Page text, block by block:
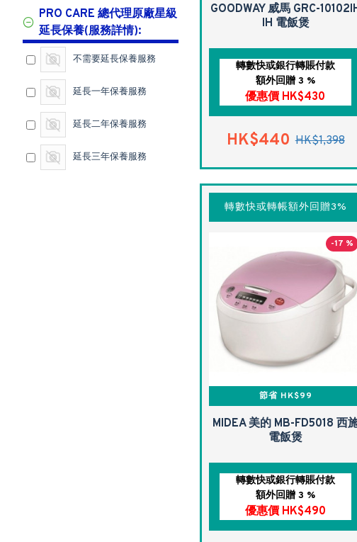
Toshiba 東芝 16
PRO CARE 總代理原廠星級
延長保養(服務詳情):
不需要延長保養服務
延長一年保養服務
延長二年保養服務
延長三年保養服務
GOODWAY 威馬 GRC-
IH 電飯煲
轉數快或銀行轉賬付款
額外回贈 3 %
優惠價 HK$430
HK$440 HK$1,398
轉數快或轉帳額外回贈3%
-17 %
節省 HK$99
MIDEA 美的 MB-FD5018 西
電飯煲
轉數快或銀行轉賬付款
額外回贈 3 %
優惠價 HK$490